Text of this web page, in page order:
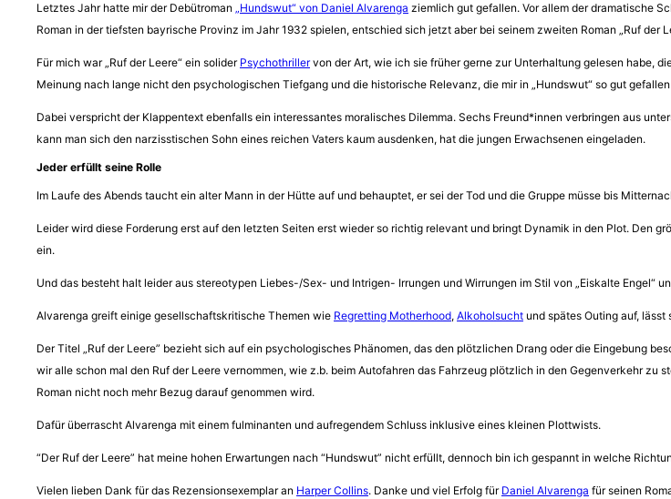
Letztes Jahr hatte mir der Debütroman „Hundswut“ von Daniel Alvarenga ziemlich gut gefallen. Vor allem der dramatische
Roman in der tiefsten bayrische Provinz im Jahr 1932 spielen, entschied sich jetzt aber bei seinem zweiten Roman „Ruf der
Für mich war „Ruf der Leere“ ein solider Psychothrillervon der Art, wie ich sie früher gerne zur Unterhaltung gelesen habe,
Meinung nach lange nicht den psychologischen Tiefgang und die historische Relevanz, die mir in „Hundswut“ so gut
Dabei verspricht der Klappentext ebenfalls ein interessantes moralisches Dilemma. Sechs Freund*innen verbringen aus
kann man sich den narzisstischen Sohn eines reichen Vaters kaum ausdenken, hat die jungen Erwachsenen eingeladen.
Jeder erfüllt seine Rolle
Im Laufe des Abends taucht ein alter Mann in der Hütte auf und behauptet, er sei der Tod und die Gruppe müsse bis
Leider wird diese Forderung erst auf den letzten Seiten erst wieder so richtig relevant und bringt Dynamik in den Plot. Den
ein.
Und das besteht halt leider aus stereotypen Liebes-/Sex- und Intrigen- Irrungen und Wirrungen im Stil von „Eiskalte Engel“
Alvarenga greift einige gesellschaftskritische Themen wie Regretting Motherhood, Alkoholsucht und spätes Outing auf,
Der Titel „Ruf der Leere” bezieht sich auf ein psychologisches Phänomen, das den plötzlichen Drang oder die Eingebung
wir alle schon mal den Ruf der Leere vernommen, wie z.b. beim Autofahren das Fahrzeug plötzlich in den Gegenverkehr
Roman nicht noch mehr Bezug darauf genommen wird.
Dafür überrascht Alvarenga mit einem fulminanten und aufregendem Schluss inklusive eines kleinen Plottwists.
“Der Ruf der Leere” hat meine hohen Erwartungen nach “Hundswut” nicht erfüllt, dennoch bin ich gespannt in welche
Vielen lieben Dank für das Rezensionsexemplar an Harper Collins. Danke und viel Erfolg für Daniel Alvarenga für seinen